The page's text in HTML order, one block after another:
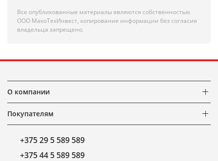
Все опубликованные материалы являются собственностью
ООО МакоТехИнвест, копирование информации без согласия
владельца запрещено.
О компании
Покупателям
+375 29 5 589 589
+375 44 5 589 589